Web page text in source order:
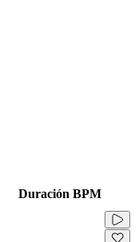
Duración BPM